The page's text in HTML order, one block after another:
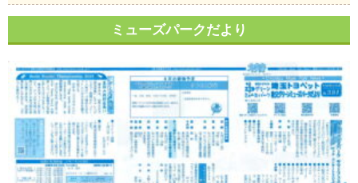
ミューズパークだより